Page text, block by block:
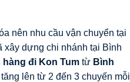
nên nhu cầu vận chuyển tại
xây dựng chi nhánh tại Bình
hàng đi Kon Tum từ Bình
lên từ 2 đến 3 chuyến mỗi